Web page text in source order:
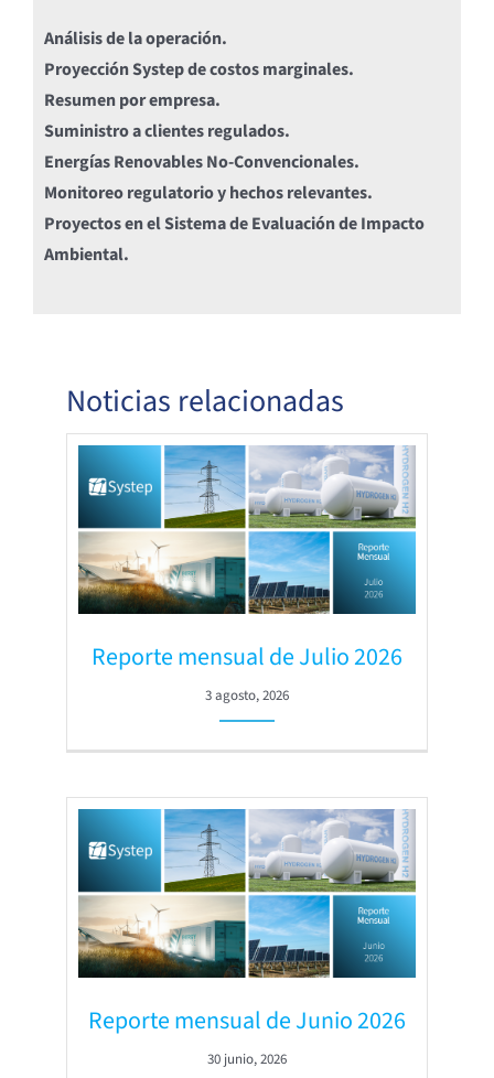
Análisis de la operación.
Proyección Systep de costos marginales.
Resumen por empresa.
Suministro a clientes regulados.
Energías Renovables No-Convencionales.
Monitoreo regulatorio y hechos relevantes.
Proyectos en el Sistema de Evaluación de Impacto
Ambiental.
Noticias relacionadas
Reporte mensual de Julio 2026
3 agosto, 2026
Reporte mensual de Junio 2026
30 junio, 2026